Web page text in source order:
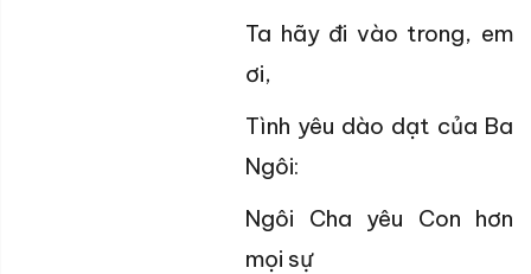
Ta hãy đi vào trong, em
ơi,
Tình yêu dào dạt của Ba
Ngôi:
Ngôi Cha yêu Con hơn
mọi sự